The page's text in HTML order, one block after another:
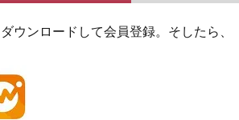
ウンロードして会員登録。そしたら、